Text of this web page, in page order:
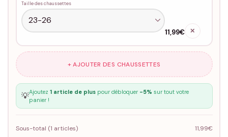
Taille des chaussettes
11,99€ ✕
+ AJOUTER DES CHAUSSETTES
💡Ajoutez 1 article de pluspour débloquer -5% sur tout votre
panier !
Sous-total (1 articles) 11,99€